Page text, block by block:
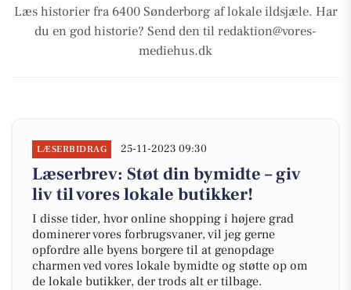
Læs historier fra 6400 Sønderborg af lokale ildsjæle. Har
du en god historie? Send den til redaktion@vores-
mediehus.dk
LÆSERBIDRAG 25-11-2023 09:30
Læserbrev: Støt din bymidte – giv
liv til vores lokale butikker!
I disse tider, hvor online shopping i højere grad
dominerer vores forbrugsvaner, vil jeg gerne
opfordre alle byens borgere til at genopdage
charmen ved vores lokale bymidte og støtte op om
de lokale butikker, der trods alt er tilbage.